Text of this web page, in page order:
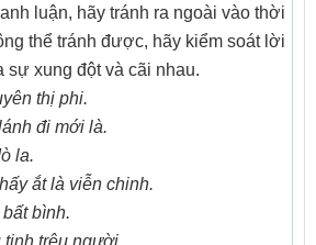
luận, hãy tránh ra ngoài vào thời
thể tránh được, hãy kiểm soát lời
sự xung đột và cãi nhau.
thị phi.
đi mới là.
la.
ắt là viễn chinh.
bình.
tinh trêu người.